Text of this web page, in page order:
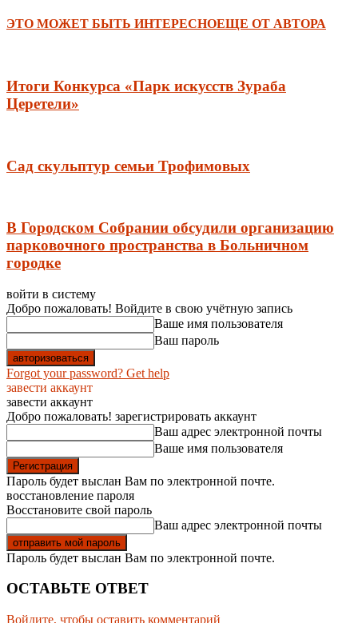
ЭТО МОЖЕТ БЫТЬ ИНТЕРЕСНОЕЩЕ ОТ АВТОРА
Итоги Конкурса «Парк искусств Зураба
Церетели»
Сад скульптур семьи Трофимовых
В Городском Собрании обсудили организацию
парковочного пространства в Больничном
городке
войти в систему
Добро пожаловать! Войдите в свою учётную запись
Ваше имя пользователя
Ваш пароль
Forgot your password? Get help
завести аккаунт
завести аккаунт
Добро пожаловать! зарегистрировать аккаунт
Ваш адрес электронной почты
Ваше имя пользователя
Пароль будет выслан Вам по электронной почте.
восстановление пароля
Восстановите свой пароль
Ваш адрес электронной почты
Пароль будет выслан Вам по электронной почте.
ОСТАВЬТЕ ОТВЕТ
Войдите, чтобы оставить комментарий